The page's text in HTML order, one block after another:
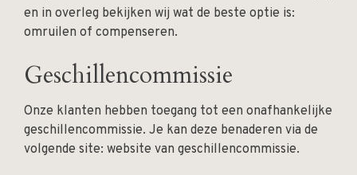
en in overleg bekijken wij wat de beste optie is:
omruilen of compenseren.
Geschillencommissie
Onze klanten hebben toegang tot een onafhankelijke
geschillencommissie. Je kan deze benaderen via de
volgende site: website van geschillencommissie.